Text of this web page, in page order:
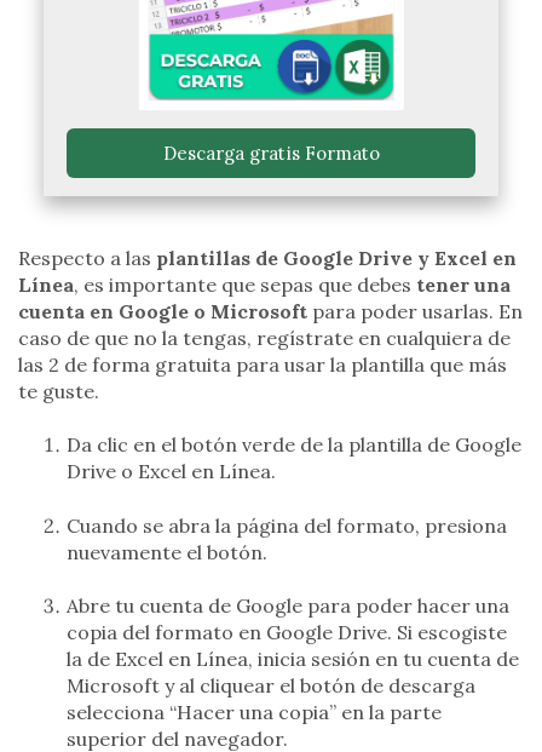
Descarga gratis Formato
Respecto a las plantillas de Google Drive y Excel en
Línea, es importante que sepas que debes tener una
cuenta en Google o Microsoft para poder usarlas. En
caso de que no la tengas, regístrate en cualquiera de
las 2 de forma gratuita para usar la plantilla que más
te guste.
Da clic en el botón verde de la plantilla de Google
Drive o Excel en Línea.
Cuando se abra la página del formato, presiona
nuevamente el botón.
Abre tu cuenta de Google para poder hacer una
copia del formato en Google Drive. Si escogiste
la de Excel en Línea, inicia sesión en tu cuenta de
Microsoft y al cliquear el botón de descarga
selecciona “Hacer una copia” en la parte
superior del navegador.